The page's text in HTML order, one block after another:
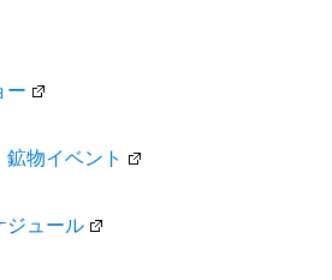
ー
鉱物イベント
ジュール